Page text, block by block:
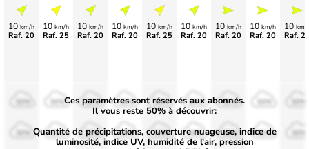
10 km/h
Raf. 20
10 km/h
Raf. 25
10 km/h
Raf. 20
10 km/h
Raf. 20
10 km/h
Raf. 25
10 km/h
Raf. 20
10 km/h
Raf. 20
10 km/h
Raf. 20
10 km/
Raf.
50%
30%
50%
30%
50%
30%
50%
30%
50%
30%
50%
30%
50%
30%
Ces paramètres sont réservés aux abonnés.
Il vous reste 50% à découvrir:
Quantité de précipitations, couverture nuageuse, indice de
luminosité, indice UV, humidité de l'air, pression